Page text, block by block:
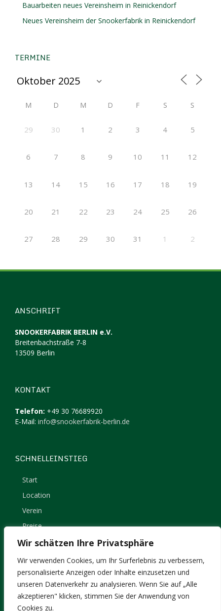
Wir schätzen Ihre Privatsphäre
Wir verwenden Cookies, um Ihr Surferlebnis zu verbessern,
personalisierte Anzeigen oder Inhalte einzusetzen und
unseren Datenverkehr zu analysieren. Wenn Sie auf „Alle
akzeptieren" klicken, stimmen Sie der Anwendung von
Cookies zu.
Bauarbeiten neues Vereinsheim in Reinickendorf
Neues Vereinsheim der Snookerfabrik in Reinickendorf
TERMINE
M D M D F S S
29 30 1 2 3 4 5
6 7 8 9 10 11 12
13 14 15 16 17 18 19
20 21 22 23 24 25 26
27 28 29 30 31 1 2
ANSCHRIFT
SNOOKERFABRIK BERLIN e.V.
Breitenbachstraße 7-8
13509 Berlin
KONTAKT
Telefon: +49 30 76689920
E-Mail: info@snookerfabrik-berlin.de
SCHNELLEINSTIEG
Start
Location
Verein
Preise
Kontakt
Impressum
Datenschutz